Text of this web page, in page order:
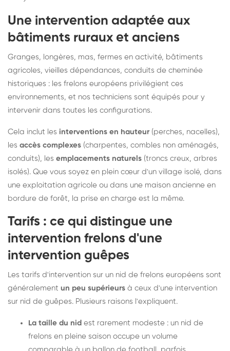
Une intervention adaptée aux
bâtiments ruraux et anciens
Granges, longères, mas, fermes en activité, bâtiments
agricoles, vieilles dépendances, conduits de cheminée
historiques : les frelons européens privilégient ces
environnements, et nos techniciens sont équipés pour y
intervenir dans toutes les configurations.
Cela inclut les interventions en hauteur (perches, nacelles),
les accès complexes (charpentes, combles non aménagés,
conduits), les emplacements naturels (troncs creux, arbres
isolés). Que vous soyez en plein cœur d'un village isolé, dans
une exploitation agricole ou dans une maison ancienne en
bordure de forêt, la prise en charge est la même.
Tarifs : ce qui distingue une
intervention frelons d'une
intervention guêpes
Les tarifs d'intervention sur un nid de frelons européens sont
généralement un peu supérieurs à ceux d'une intervention
sur nid de guêpes. Plusieurs raisons l'expliquent.
La taille du nid est rarement modeste : un nid de
frelons en pleine saison occupe un volume